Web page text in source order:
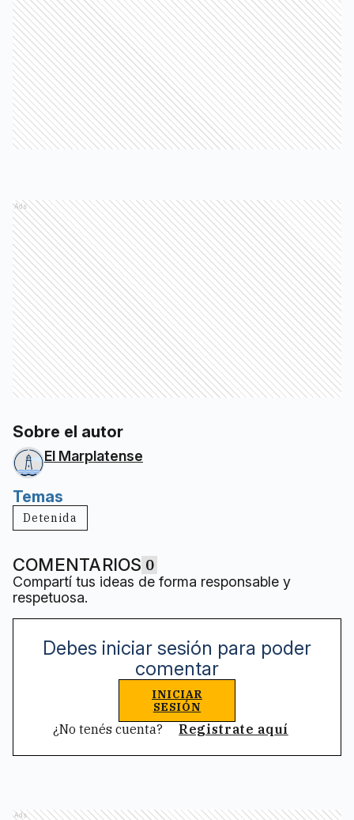
Ads
Sobre el autor
El Marplatense
Temas
Detenida
COMENTARIOS 0
Compartí tus ideas de forma responsable y
respetuosa.
Debes iniciar sesión para poder
comentar
INICIAR
SESIÓN
¿No tenés cuenta? Registrate aquí
Ads